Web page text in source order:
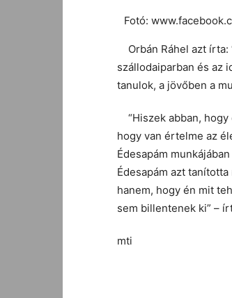
Fotó:
Orbán Ráhel azt írta:
szállodaiparban és az
tanulok, a jövőben a
“Hiszek abban, hogy
hogy van értelme az
Édesapám
Édesapám azt
hanem, hogy én mit
sem billentenek ki” –
mti